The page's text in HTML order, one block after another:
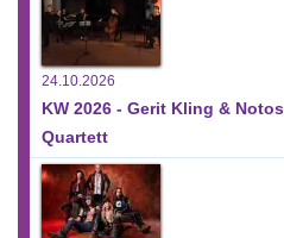
24.10.2026
KW 2026 - Gerit Kling & Notos
Quartett